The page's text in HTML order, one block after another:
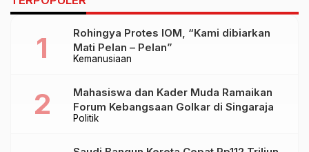
Terlihat
Kemanusiaan
Rohingya Protes IOM, “Kami dibiarkan
Mati Pelan – Pelan”
Politik
Mahasiswa dan Kader Muda Ramaikan
Forum Kebangsaan Golkar di Singaraja